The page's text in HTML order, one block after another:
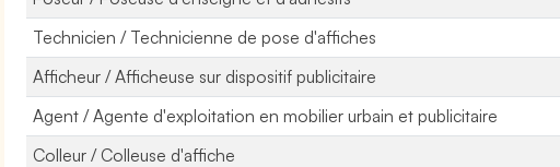
Technicien / Technicienne de pose d'affiches
Afficheur / Afficheuse sur dispositif publicitaire
Agent / Agente d'exploitation en mobilier urbain et publicitaire
Colleur / Colleuse d'affiche